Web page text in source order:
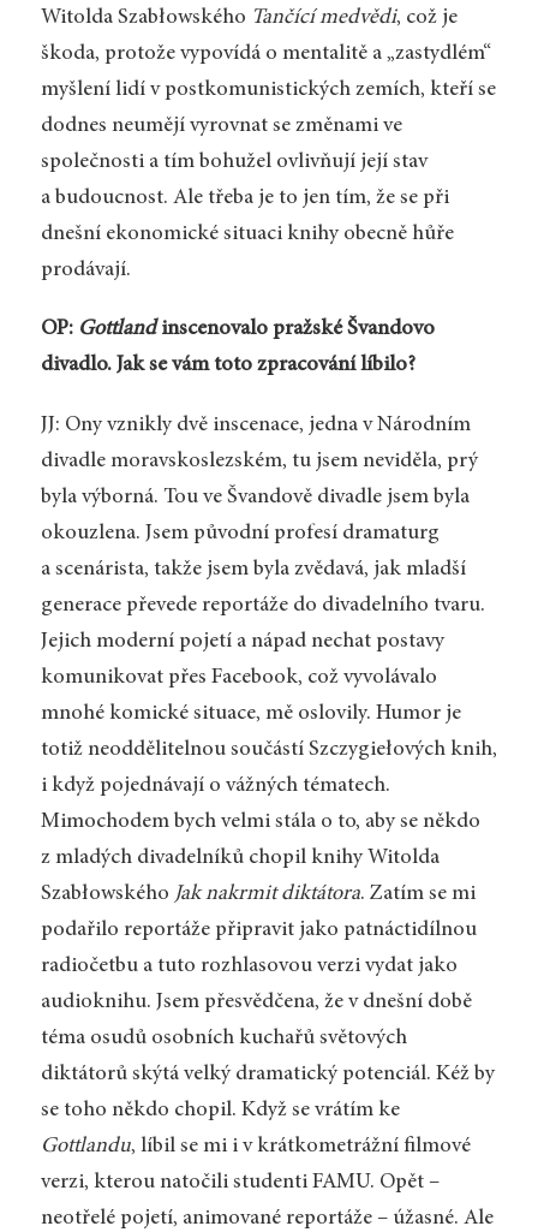
Witolda Szabłowského Tančící medvědi, což je
škoda, protože vypovídá o mentalitě a „zastydlém“
myšlení lidí v postkomunistických zemích, kteří se
dodnes neumějí vyrovnat se změnami ve
společnosti a tím bohužel ovlivňují její stav
a budoucnost. Ale třeba je to jen tím, že se při
dnešní ekonomické situaci knihy obecně hůře
prodávají.
OP: Gottlandinscenovalo pražské Švandovo
divadlo. Jak se vám toto zpracování líbilo?
JJ: Ony vznikly dvě inscenace, jedna v Národním
divadle moravskoslezském, tu jsem neviděla, prý
byla výborná. Tou ve Švandově divadle jsem byla
okouzlena. Jsem původní profesí dramaturg
a scenárista, takže jsem byla zvědavá, jak mladší
generace převede reportáže do divadelního tvaru.
Jejich moderní pojetí a nápad nechat postavy
komunikovat přes Facebook, což vyvolávalo
mnohé komické situace, mě oslovily. Humor je
totiž neoddělitelnou součástí Szczygiełových knih,
i když pojednávají o vážných tématech.
Mimochodem bych velmi stála o to, aby se někdo
z mladých divadelníků chopil knihy Witolda
Szabłowského Jak nakrmit diktátora. Zatím se mi
podařilo reportáže připravit jako patnáctidílnou
radiočetbu a tuto rozhlasovou verzi vydat jako
audioknihu. Jsem přesvědčena, že v dnešní době
téma osudů osobních kuchařů světových
diktátorů skýtá velký dramatický potenciál. Kéž by
se toho někdo chopil. Když se vrátím ke
Gottlandu, líbil se mi i v krátkometrážní filmové
verzi, kterou natočili studenti FAMU. Opět –
neotřelé pojetí, animované reportáže – úžasné. Ale